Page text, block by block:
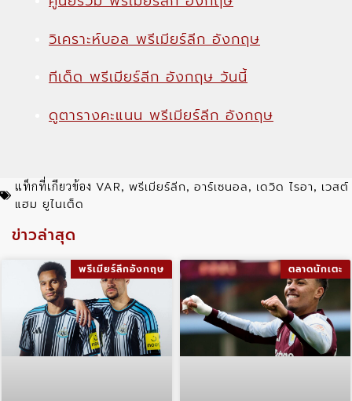
วิเคราะห์บอล พรีเมียร์ลีก อังกฤษ
ทีเด็ด พรีเมียร์ลีก อังกฤษ วันนี้
ดูตารางคะแนน พรีเมียร์ลีก อังกฤษ
แท็กที่เกียวข้อง VAR, พรีเมียร์ลีก, อาร์เซนอล, เดวิด ไรอา, เวสต์
แฮม ยูไนเต็ด
ข่าวล่าสุด
พรีเมียร์ลีกอังกฤษ ตลาดนักเตะ